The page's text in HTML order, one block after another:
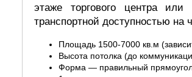
этаже торгового центра
транспортной доступностью на
Площадь 1500-7000 кв.м
Высота потолка (до
Форма — правильный